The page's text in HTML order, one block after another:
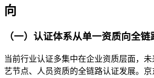
向
（一）认证体系从单一资质向全
当前行业认证多集中在企业资质层面，
艺节点、人员资质的全链路认证发展。